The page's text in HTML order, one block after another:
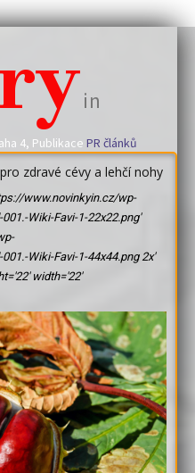
in
4, Publikace PR článků
zdravé cévy a lehčí nohy
www.novinkyin.cz/wp-
Wiki-Favi-1-22x22.png'
Wiki-Favi-1-44x44.png 2x'
width='22'